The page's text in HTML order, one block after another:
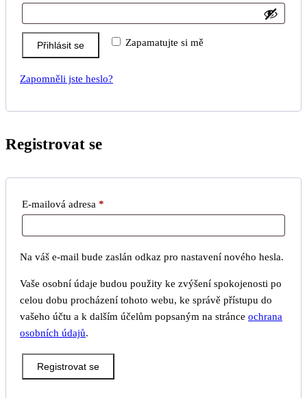
Zapamatujte si mě
Přihlásit se
Zapomněli jste heslo?
Registrovat se
E-mailová adresa *
Na váš e-mail bude zaslán odkaz pro nastavení nového hesla.
Vaše osobní údaje budou použity ke zvýšení spokojenosti po
celou dobu procházení tohoto webu, ke správě přístupu do
vašeho účtu a k dalším účelům popsaným na stránce ochrana
osobních údajů.
Registrovat se